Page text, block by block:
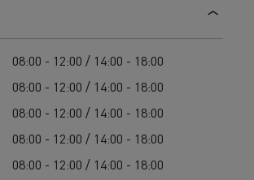
Delanchy Group
Feldschlösschen - Carlsberg
08:00 - 12:00 / 14:00 - 18:00
08:00 - 12:00 / 14:00 - 18:00
08:00 - 12:00 / 14:00 - 18:00
08:00 - 12:00 / 14:00 - 18:00
08:00 - 12:00 / 14:00 - 18:00